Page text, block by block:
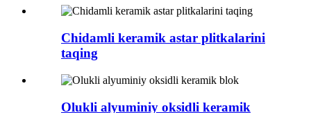
Chidamli keramik astar plitkalarini
taqing
Olukli alyuminiy oksidli keramik